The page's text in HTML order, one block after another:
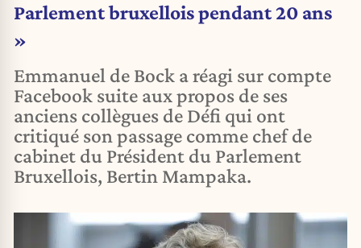
Parlement bruxellois pendant 20 ans
»
Emmanuel de Bock a réagi sur compte
Facebook suite aux propos de ses
anciens collègues de Défi qui ont
critiqué son passage comme chef de
cabinet du Président du Parlement
Bruxellois, Bertin Mampaka.